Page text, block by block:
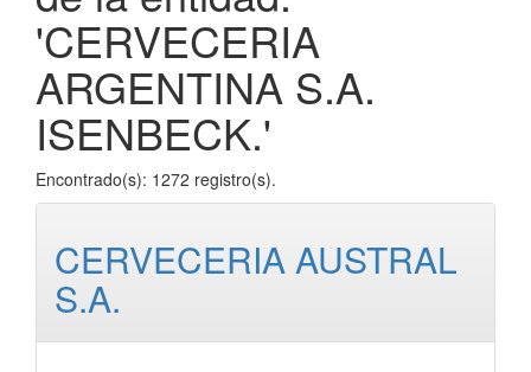
'CERVECERIA
ARGENTINA S.A.
ISENBECK.'
Encontrado(s): 1272 registro(s).
CERVECERIA AUSTRAL
S.A.